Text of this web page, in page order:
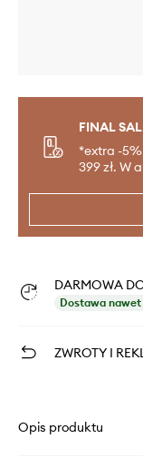
FINAL
*extra -
399 zł. W
DARMOWA
Dostawa
ZWROTY I
Opis produktu